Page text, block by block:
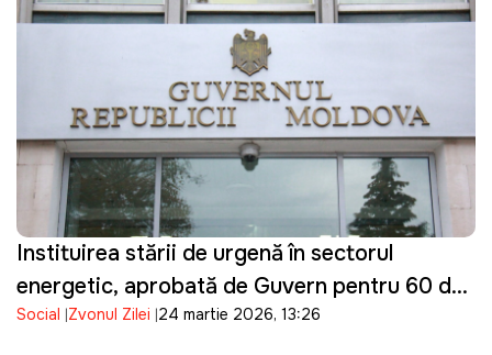
Instituirea stării de urgență în sectorul
energetic, aprobată de Guvern pentru 60 de
zile
Social Zvonul Zilei 24 martie 2026, 13:26